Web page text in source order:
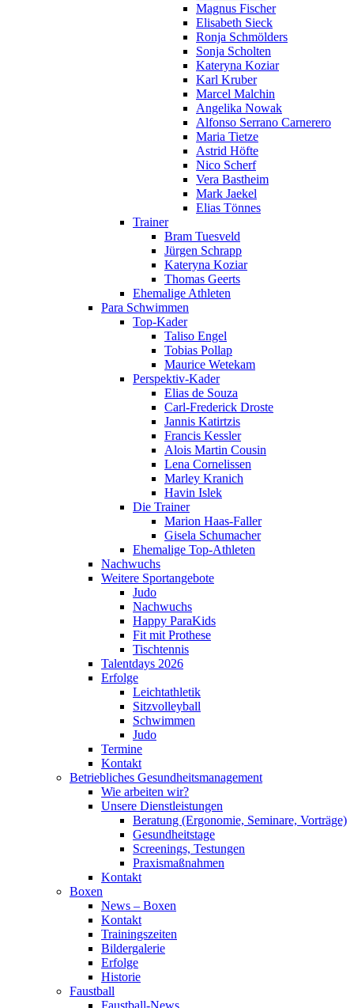
Magnus Fischer
Elisabeth Sieck
Ronja Schmölders
Sonja Scholten
Kateryna Koziar
Karl Kruber
Marcel Malchin
Angelika Nowak
Alfonso Serrano Carnerero
Maria Tietze
Astrid Höfte
Nico Scherf
Vera Bastheim
Mark Jaekel
Elias Tönnes
Trainer
Bram Tuesveld
Jürgen Schrapp
Kateryna Koziar
Thomas Geerts
Ehemalige Athleten
Para Schwimmen
Top-Kader
Taliso Engel
Tobias Pollap
Maurice Wetekam
Perspektiv-Kader
Elias de Souza
Carl-Frederick Droste
Jannis Katirtzis
Francis Kessler
Alois Martin Cousin
Lena Cornelissen
Marley Kranich
Havin Islek
Die Trainer
Marion Haas-Faller
Gisela Schumacher
Ehemalige Top-Athleten
Nachwuchs
Weitere Sportangebote
Judo
Nachwuchs
Happy ParaKids
Fit mit Prothese
Tischtennis
Talentdays 2026
Erfolge
Leichtathletik
Sitzvolleyball
Schwimmen
Judo
Termine
Kontakt
Betriebliches Gesundheits­management
Wie arbeiten wir?
Unsere Dienstleistungen
Beratung (Ergonomie, Seminare, Vorträge)
Gesundheitstage
Screenings, Testungen
Praxismaßnahmen
Kontakt
Boxen
News – Boxen
Kontakt
Trainingszeiten
Bildergalerie
Erfolge
Historie
Faustball
Faustball-News